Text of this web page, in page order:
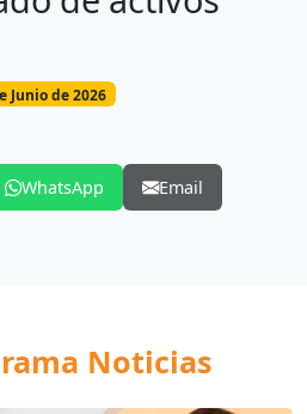
Junio de 2026
WhatsApp Email
Noticias